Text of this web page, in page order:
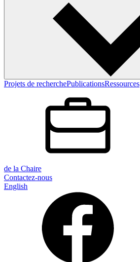
Projets de recherchePublicationsRessources
de la Chaire
Contactez-nous
English